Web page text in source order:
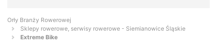
Orły Branży Rowerowej
Sklepy rowerowe, serwisy rowerowe - Siemianowice Śląskie
Extreme Bike